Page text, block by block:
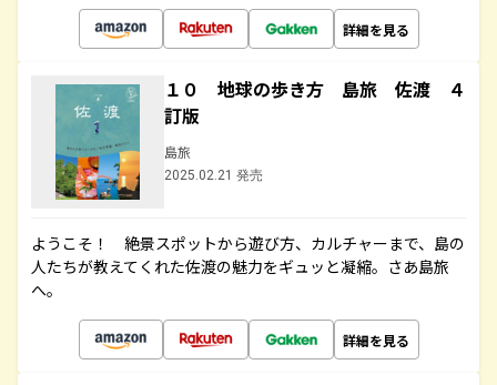
詳細を見る
１０ 地球の歩き方 島旅 佐渡 ４
訂版
島旅
2025.02.21 発売
ようこそ！ 絶景スポットから遊び方、カルチャーまで、島の
人たちが教えてくれた佐渡の魅力をギュッと凝縮。さあ島旅
へ。
詳細を見る